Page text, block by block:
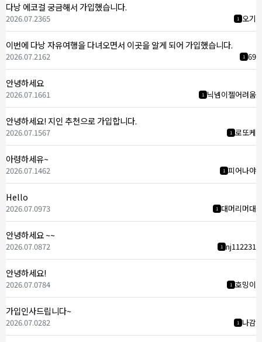
다낭 에코걸 궁금해서 가입했습니다.
1 오기
2026.07.2365
이번에 다낭 자유여행을 다녀오면서 이곳을 알게 되어 가입했습니다.
1 69
2026.07.2162
안녕하세요
1 닉넴이젤어려움
2026.07.1661
안녕하세요! 지인 추천으로 가입합니다.
1 로또케
2026.07.1567
아령하세유~
1 피어나야
2026.07.1462
Hello
1 대머리머대
2026.07.0973
안녕하세요 ~~
1 nj112231
2026.07.0872
안녕하세요!
1 호밍이
2026.07.0784
가입인사드립니다~
1 나감
2026.07.0282